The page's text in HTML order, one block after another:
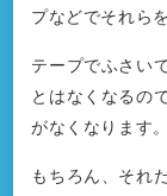
プなどでそれら
テープでふさい
とはなくなるの
がなくなります。
もちろん、それ